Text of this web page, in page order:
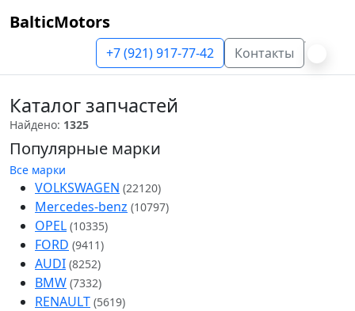
BalticMotors
+7 (921) 917-77-42 Контакты
Каталог запчастей
Найдено: 1325
Популярные марки
Все марки
VOLKSWAGEN (22120)
Mercedes-benz (10797)
OPEL (10335)
FORD (9411)
AUDI (8252)
BMW (7332)
RENAULT (5619)